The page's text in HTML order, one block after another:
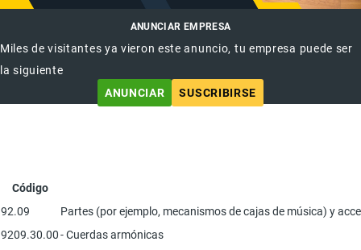
ANUNCIAR EMPRESA
Miles de visitantes ya vieron este anuncio, tu empresa puede ser
la siguiente
ANUNCIAR
SUSCRIBIRSE
Código
92.09
Partes (por ejemplo, mecanismos de cajas de música) y
9209.30.00- Cuerdas armónicas